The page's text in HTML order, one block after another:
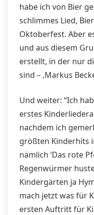
habe ich von Bier
schlimmes Lied,
Oktoberfest. Aber
und aus diesem
erstellt, in der nur
sind – ‚Markus
Und weiter: “Ich
erstes
nachdem ich
größten Kinderhits
nämlich ‘Das rote
Regenwürmer
Kindergärten ja
mach jetzt was für
ersten Auftritt für